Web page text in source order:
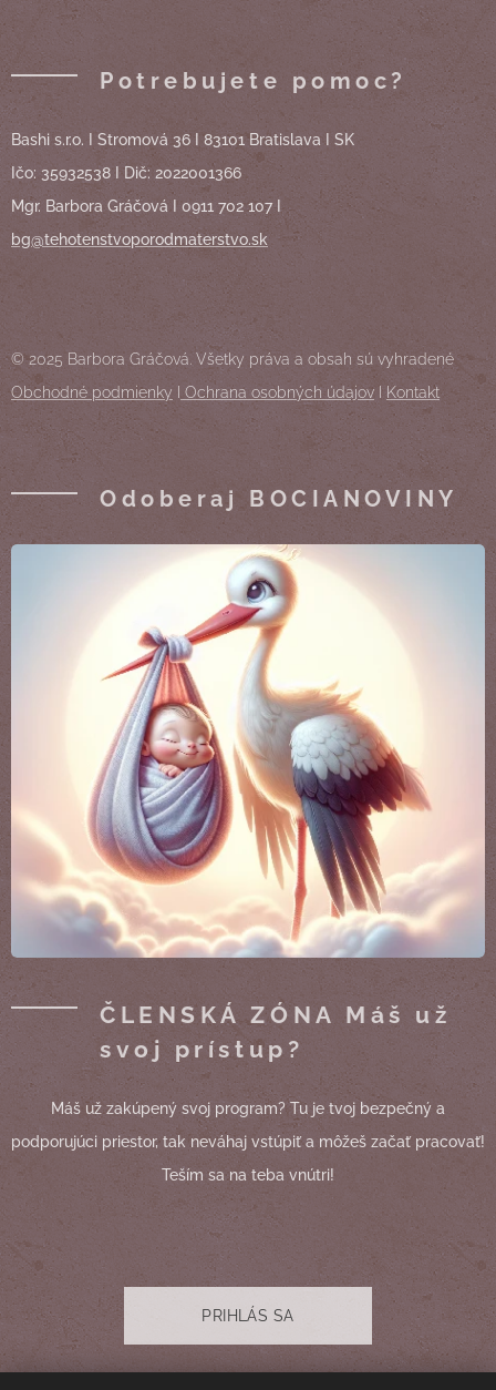
Potrebujete pomoc?
Bashi s.r.o. I Stromová 36 I 83101 Bratislava I SK
Ičo: 35932538 I Dič: 2022001366
Mgr. Barbora Gráčová I 0911 702 107 I
bg@tehotenstvoporodmaterstvo.sk
© 2025 Barbora Gráčová. Všetky práva a obsah sú vyhradené
Obchodné podmienky I Ochrana osobných údajov I Kontakt
Odoberaj BOCIANOVINY
ČLENSKÁ ZÓNA Máš už
svoj prístup?
Máš už zakúpený svoj program? Tu je tvoj bezpečný a
podporujúci priestor, tak neváhaj vstúpiť a môžeš začať pracovať!
Teším sa na teba vnútri!
PRIHLÁS SA